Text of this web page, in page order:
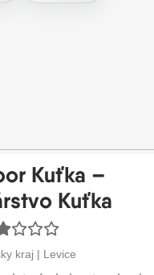
Kuťka –
Kuťka
kraj | Levice